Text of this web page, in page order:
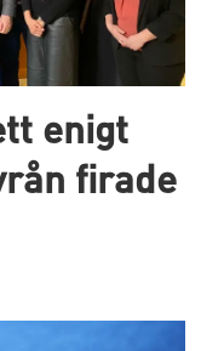
enigt
firade